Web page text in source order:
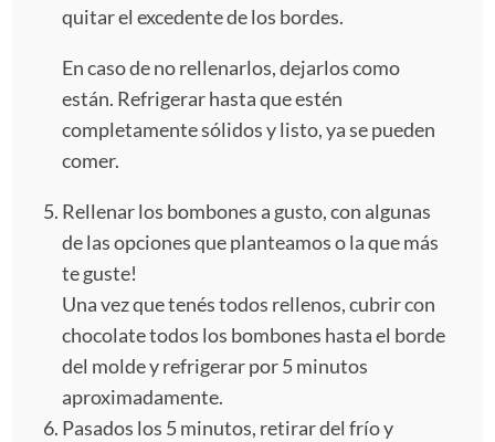
quitar el excedente de los bordes.
En caso de no rellenarlos, dejarlos como
están. Refrigerar hasta que estén
completamente sólidos y listo, ya se pueden
comer.
Rellenar los bombones a gusto, con algunas
de las opciones que planteamos o la que más
te guste!
Una vez que tenés todos rellenos, cubrir con
chocolate todos los bombones hasta el borde
del molde y refrigerar por 5 minutos
aproximadamente.
Pasados los 5 minutos, retirar del frío y